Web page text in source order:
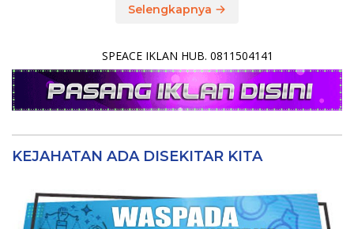
Selengkapnya
SPEACE IKLAN HUB. 0811504141
KEJAHATAN ADA DISEKITAR KITA